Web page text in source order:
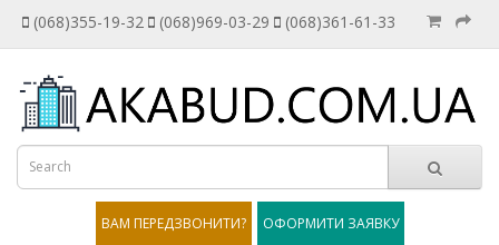
(068)355-19-32 (068)969-03-29 (068)361-61-33
ВАМ ПЕРЕДЗВОНИТИ? ОФОРМИТИ ЗАЯВКУ